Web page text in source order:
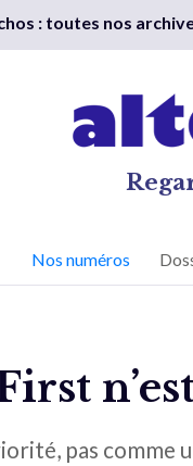
: toutes nos
Nos numéros
pas comme